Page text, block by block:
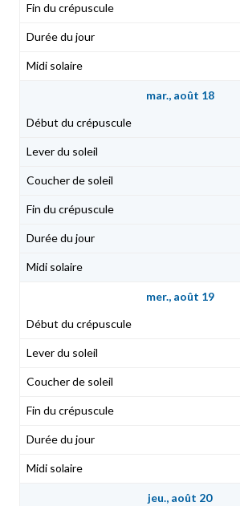
mar., août 18
mer., août 19
jeu., août 20